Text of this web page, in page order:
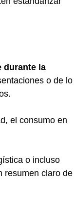
durante la
o de lo
el consumo en
o incluso
resumen claro de